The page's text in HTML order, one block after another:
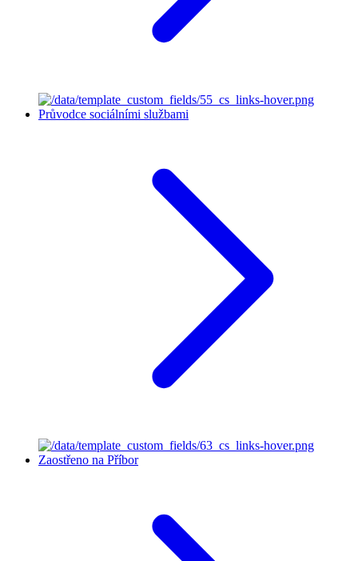
Průvodce sociálními službami
Zaostřeno na Příbor